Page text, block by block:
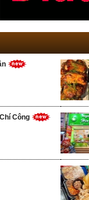
Công